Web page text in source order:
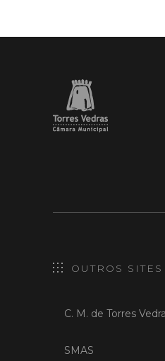
OUTROS
C. M. de Torres
SMAS